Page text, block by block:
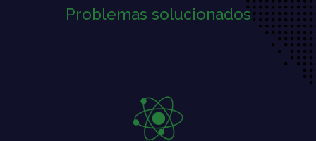
Problemas solucionados